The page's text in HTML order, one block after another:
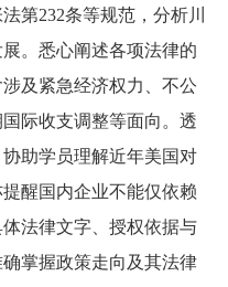
第232条等规范，分析川
。悉心阐述各项法律的
及紧急经济权力、不公
际收支调整等面向。透
助学员理解近年美国对
醒国内企业不能仅依赖
法律文字、授权依据与
掌握政策走向及其法律